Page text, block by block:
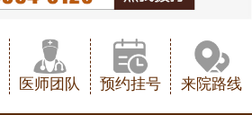
医师团队 预约挂号 来院路线